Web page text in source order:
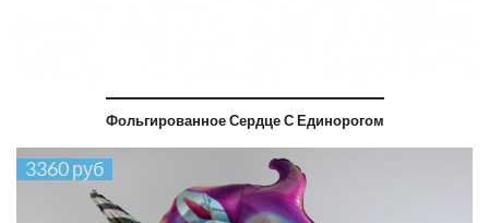
Фольгированное Сердце С Единорогом
3360 руб